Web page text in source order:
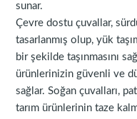
sunar.
Çevre dostu çuvallar,
tasarlanmış olup, yük
bir şekilde taşınmasını
ürünlerinizin güvenli ve
sağlar. Soğan çuvalları,
tarım ürünlerinin taze